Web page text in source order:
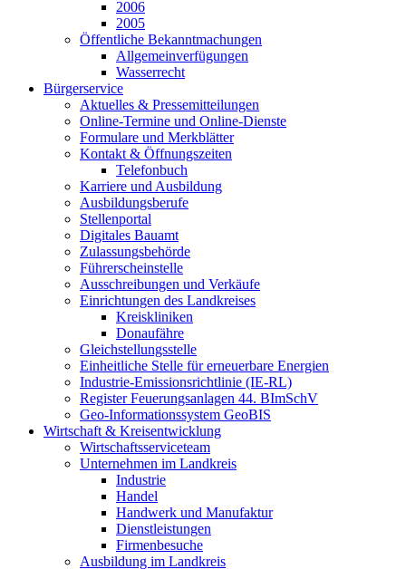
2006
2005
Öffentliche Bekanntmachungen
Allgemeinverfügungen
Wasserrecht
Bürgerservice
Aktuelles & Pressemitteilungen
Online-Termine und Online-Dienste
Formulare und Merkblätter
Kontakt & Öffnungszeiten
Telefonbuch
Karriere und Ausbildung
Ausbildungsberufe
Stellenportal
Digitales Bauamt
Zulassungsbehörde
Führerscheinstelle
Ausschreibungen und Verkäufe
Einrichtungen des Landkreises
Kreiskliniken
Donaufähre
Gleichstellungsstelle
Einheitliche Stelle für erneuerbare Energien
Industrie-Emissionsrichtlinie (IE-RL)
Register Feuerungsanlagen 44. BImSchV
Geo-Informationssystem GeoBIS
Wirtschaft & Kreisentwicklung
Wirtschaftsserviceteam
Unternehmen im Landkreis
Industrie
Handel
Handwerk und Manufaktur
Dienstleistungen
Firmenbesuche
Ausbildung im Landkreis